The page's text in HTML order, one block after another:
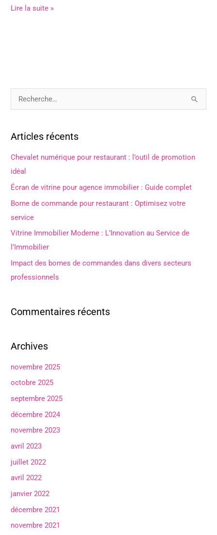
Lire la suite »
e
r
c
h
Articles récents
Chevalet numérique pour restaurant : l’outil de promotion
idéal
Écran de vitrine pour agence immobilier : Guide complet
Borne de commande pour restaurant : Optimisez votre
service
Vitrine Immobilier Moderne : L’Innovation au Service de
l’Immobilier
Impact des bornes de commandes dans divers secteurs
professionnels
Commentaires récents
Archives
novembre 2025
octobre 2025
septembre 2025
décembre 2024
novembre 2023
avril 2023
juillet 2022
avril 2022
janvier 2022
décembre 2021
novembre 2021